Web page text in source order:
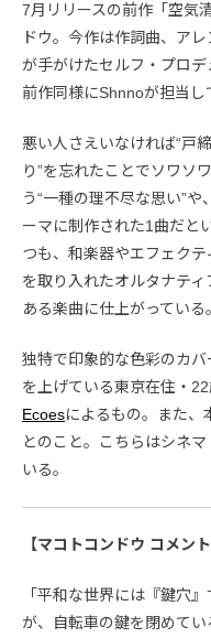
7月リリースの前作「空気
ドウ。今作は作詞曲、ア
が手がけたセルフ・プロ
前作同様にShnnoが担当し
悪い人さえいなければ“戸
り”を忘れたことでソワソ
う“一種の理不尽な思い”
ーマに制作された1曲だと
つも、和楽器やエフェク
を取り入れたオルタナテ
ある楽曲に仕上がっている。
独特で印象的な色彩のカ
を上げている東京在住・22
Ecoesによるもの。また、
とのこと。こちらはシネ
いる。
【マコトコンドウ コメント
「平和な世界には『鍵穴
が、自転車の鍵を閉めて